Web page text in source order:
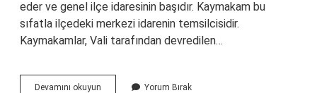
eder ve genel ilçe idaresinin başıdır. Kaymakam bu
sıfatla ilçedeki merkezi idarenin temsilcisidir.
Kaymakamlar, Vali tarafından devredilen…
Devamını okuyun Kaymakam Yorum Bırak